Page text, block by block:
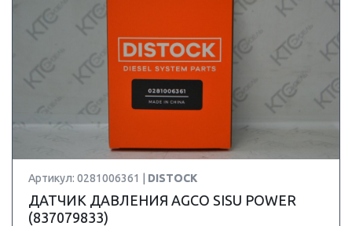
Артикул: 0281006361 | DISTOCK
ДАТЧИК ДАВЛЕНИЯ AGCO SISU POWER
(837079833)